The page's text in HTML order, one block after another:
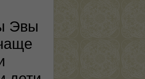
Эвы